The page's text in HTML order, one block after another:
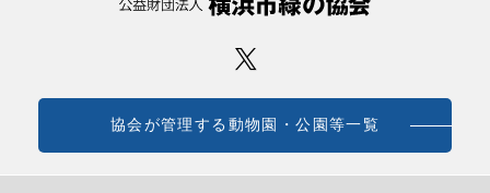
協会が管理する動物園・公園等一覧